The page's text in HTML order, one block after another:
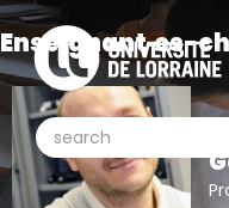
Aller
au
contenu
principal
Search
search
Enseignant·es-